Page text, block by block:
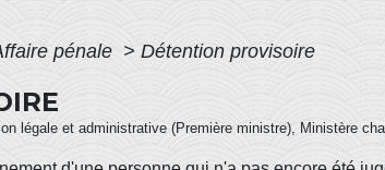
pénale > Détention provisoire
légale et administrative (Première ministre), Ministère